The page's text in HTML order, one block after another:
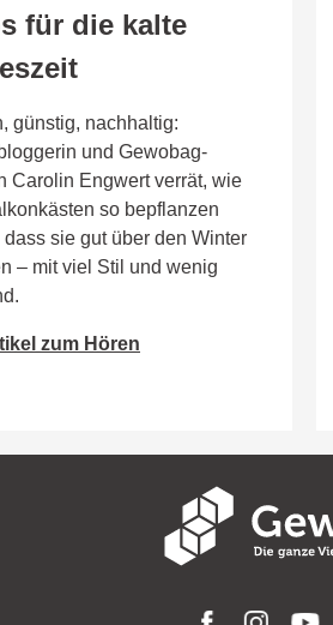
für die kalte
günstig, nachhaltig:
und Gewobag-
Carolin Engwert verrät, wie
so bepflanzen
dass sie gut über den Winter
– mit viel Stil und wenig
zum Hören